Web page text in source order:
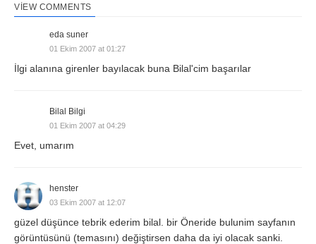
VIEW COMMENTS
eda suner
01 Ekim 2007 at 01:27
İlgi alanına girenler bayılacak buna Bilal'cim başarılar
Bilal Bilgi
01 Ekim 2007 at 04:29
Evet, umarım
henster
03 Ekim 2007 at 12:07
güzel düşünce tebrik ederim bilal. bir Öneride bulunim sayfanın
görüntüsünü (temasını) değiştirsen daha da iyi olacak sanki.